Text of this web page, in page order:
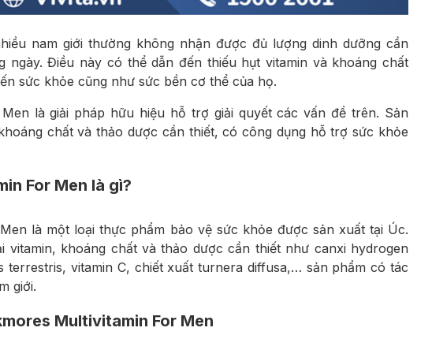
nam giới thường không nhận được đủ lượng dinh dưỡng cần
ngày. Điều này có thể dẫn đến thiếu hụt vitamin và khoáng chất
sức khỏe cũng như sức bền cơ thể của họ.
là giải pháp hữu hiệu hỗ trợ giải quyết các vấn đề trên. Sản
chất và thảo dược cần thiết, có công dụng hỗ trợ sức khỏe
For Men là gì?
là một loại thực phẩm bảo vệ sức khỏe được sản xuất tại Úc.
vitamin, khoáng chất và thảo dược cần thiết như canxi hydrogen
terrestris, vitamin C, chiết xuất turnera diffusa,… sản phẩm có tác
giới.
Multivitamin For Men